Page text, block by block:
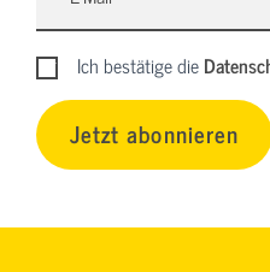
Ich bestätige die
Jetzt abonnieren